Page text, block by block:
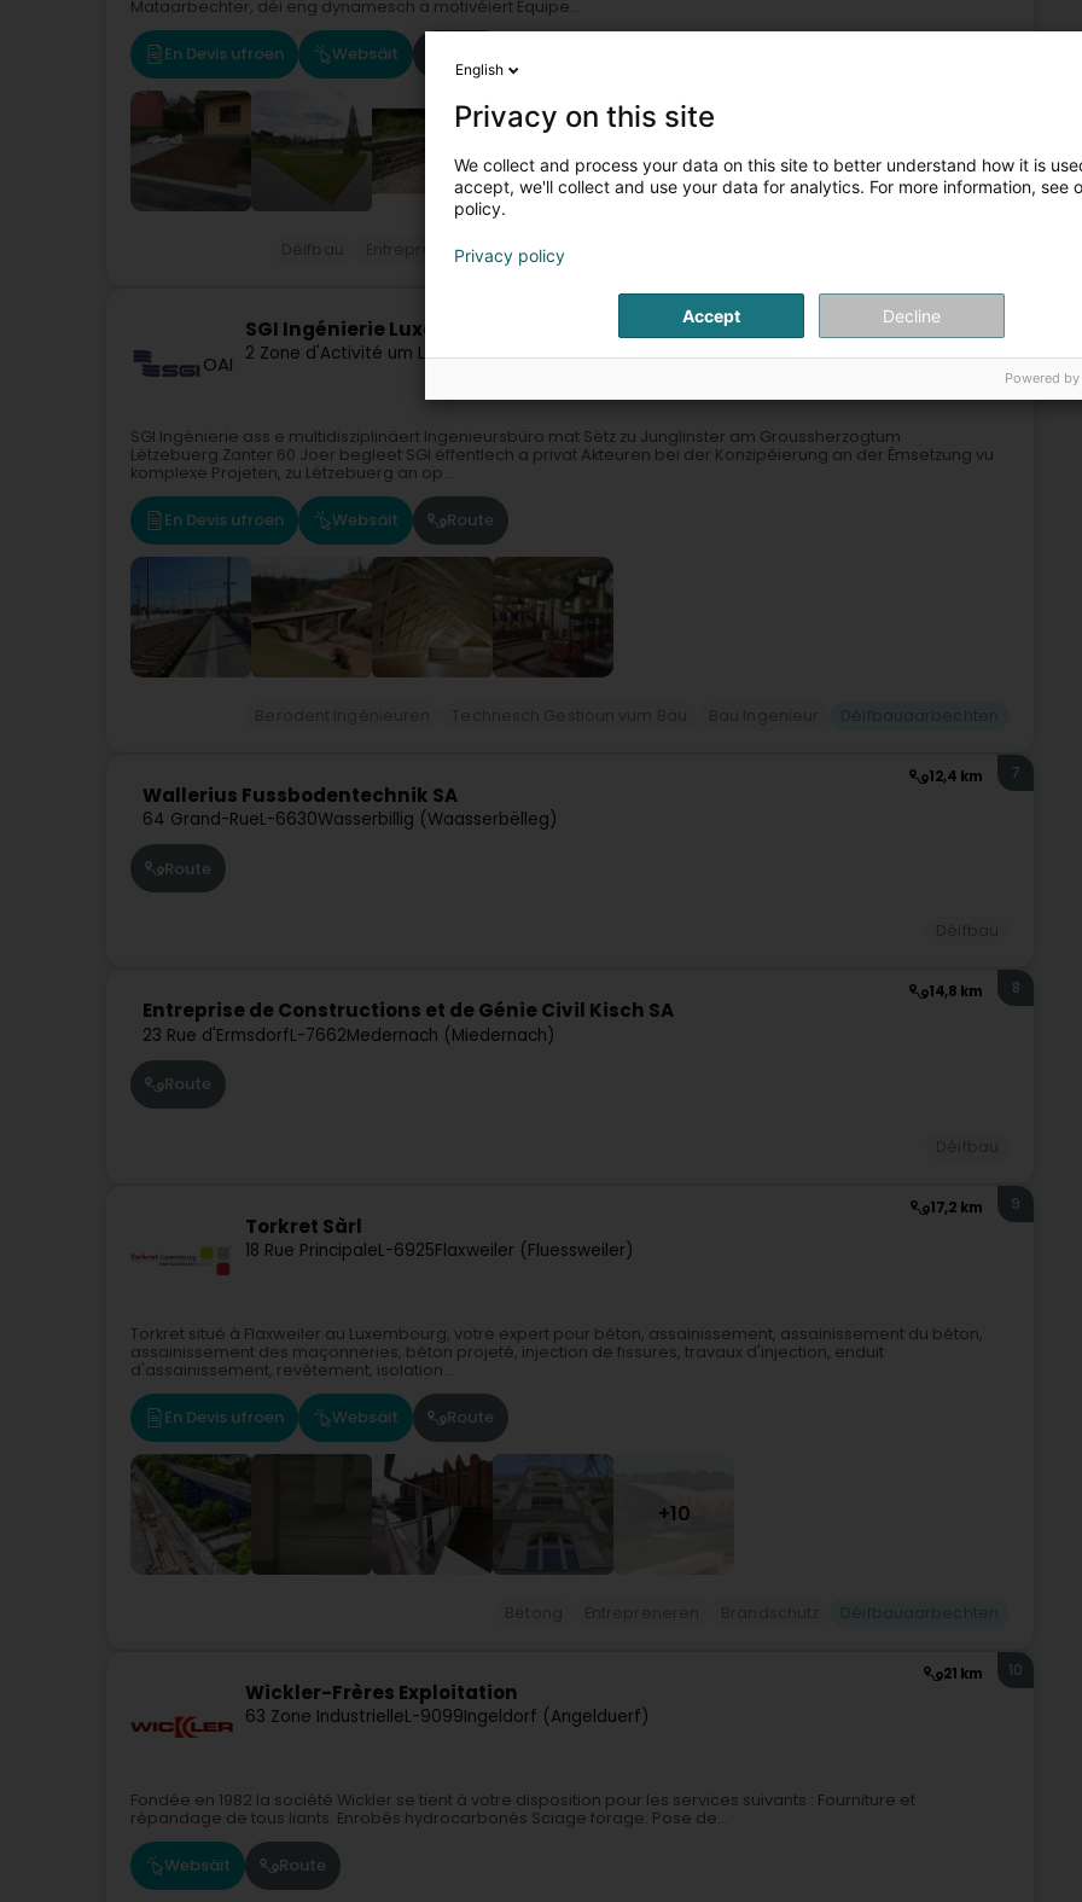
Mataarbechter, déi eng dynamesch a motivéiert Equipe...
En Devis ufroen Websäit
Entrepreneren Entreprener fir traditionell Constructioun
15,2 km
OAI
SGI Ingénierie Luxembourg SA
2 Zone d'Activité um Lenster BiergL-6125Junglinster (Jonglënster)
SGI Ingénierie ass e multidisziplinäert Ingenieursbüro mat Sëtz zu Junglinster am Groussherzogtum
Lëtzebuerg.Zanter 60 Joer begleet SGI ëffentlech a privat Akteuren bei der Konzipéierung an der Ëmsetzung vu
komplexe Projeten, zu Lëtzebuerg an op...
En Devis ufroen Websäit Route
12,4 km
Wallerius Fussbodentechnik SA
64 Grand-RueL-6630Wasserbillig (Waasserbëlleg)
7
Route
14,8 km
Entreprise de Constructions et de Génie Civil Kisch SA
23 Rue d'ErmsdorfL-7662Medernach (Miedernach)
8
Route
17,2 km
Torkret Sàrl
18 Rue PrincipaleL-6925Flaxweiler (Fluessweiler)
9
Torkret situé à Flaxweiler au Luxembourg, votre expert pour béton, assainissement, assainissement du béton,
assainissement des maçonneries, béton projeté, injection de fissures, travaux d'injection, enduit
d'assainissement, revêtement, isolation...
En Devis ufroen Websäit Route
+10
21 km
Wickler-Frères Exploitation
63 Zone IndustrielleL-9099Ingeldorf (Angelduerf)
10
Fondée en 1982 la société Wickler se tient à votre disposition pour les services suivants : Fourniture et
répandage de tous liants. Enrobés hydrocarbonés Sciage forage. Pose de...
Websäit Route
English
Privacy on this site
We collect and process your data on this site to better understand how it is
accept, we'll collect and use your data for analytics. For more information, see
policy.
Privacy policy
Accept Decline
Powered by